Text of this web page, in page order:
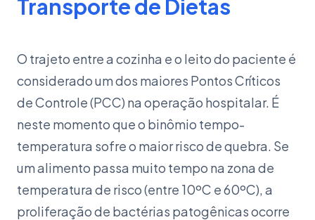
Transporte de Dietas
O trajeto entre a cozinha e o leito do paciente é
considerado um dos maiores Pontos Críticos
de Controle (PCC) na operação hospitalar. É
neste momento que o binômio tempo-
temperatura sofre o maior risco de quebra. Se
um alimento passa muito tempo na zona de
temperatura de risco (entre 10ºC e 60ºC), a
proliferação de bactérias patogênicas ocorre